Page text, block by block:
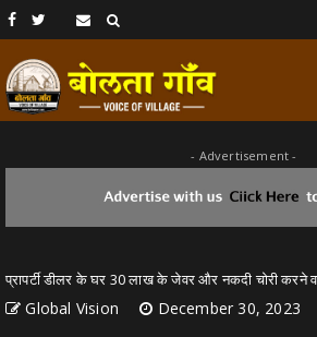
- Advertisement -
प्रापर्टी डीलर के घर 30 लाख के जेवर और नकदी चोरी करने
Global Vision December 30, 2023